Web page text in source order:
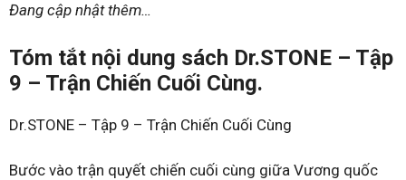
Đang cập nhật thêm…
Tóm tắt nội dung sách Dr.STONE – Tập
9 – Trận Chiến Cuối Cùng.
Dr.STONE – Tập 9 – Trận Chiến Cuối Cùng
Bước vào trận quyết chiến cuối cùng giữa Vương quốc